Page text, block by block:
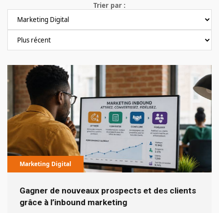
Trier par :
Marketing Digital
Gagner de nouveaux prospects et des clients
grâce à l’inbound marketing